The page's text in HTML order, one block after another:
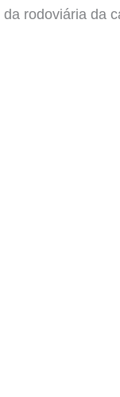
rodoviária da